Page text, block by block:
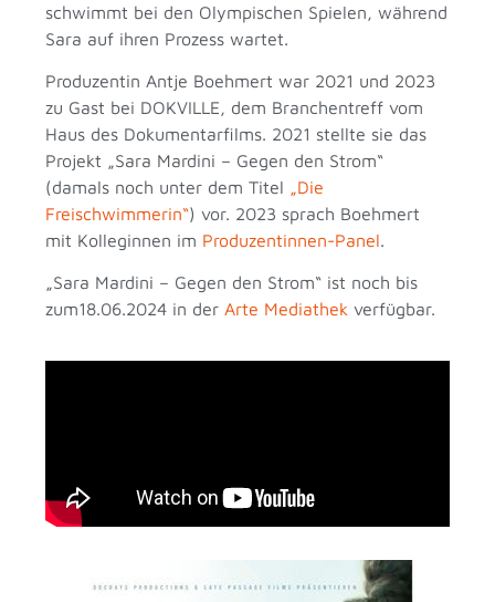
schwimmt bei den Olympischen Spielen, während
Sara auf ihren Prozess wartet.
Produzentin Antje Boehmert war 2021 und 2023
zu Gast bei DOKVILLE, dem Branchentreff vom
Haus des Dokumentarfilms. 2021 stellte sie das
Projekt „Sara Mardini – Gegen den Strom“
(damals noch unter dem Titel „Die
Freischwimmerin“) vor. 2023 sprach Boehmert
mit Kolleginnen im Produzentinnen-Panel.
„Sara Mardini – Gegen den Strom“ ist noch bis
zum18.06.2024 in derArte Mediathek verfügbar.